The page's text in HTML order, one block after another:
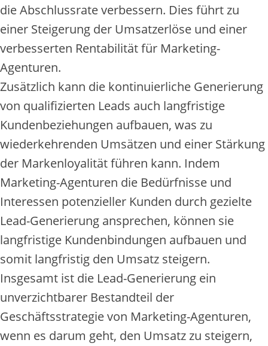
die Abschlussrate verbessern. Dies führt zu
einer Steigerung der Umsatzerlöse und einer
verbesserten Rentabilität für Marketing-
Agenturen.
Zusätzlich kann die kontinuierliche Generierung
von qualifizierten Leads auch langfristige
Kundenbeziehungen aufbauen, was zu
wiederkehrenden Umsätzen und einer Stärkung
der Markenloyalität führen kann. Indem
Marketing-Agenturen die Bedürfnisse und
Interessen potenzieller Kunden durch gezielte
Lead-Generierung ansprechen, können sie
langfristige Kundenbindungen aufbauen und
somit langfristig den Umsatz steigern.
Insgesamt ist die Lead-Generierung ein
unverzichtbarer Bestandteil der
Geschäftsstrategie von Marketing-Agenturen,
wenn es darum geht, den Umsatz zu steigern,